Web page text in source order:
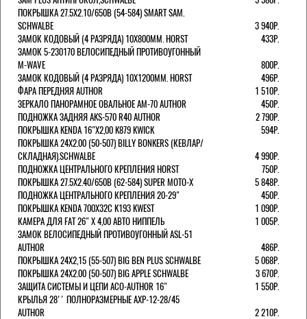
ПОКРЫШКА 27.5X2.10/650B (54-584) SMART SAM.
SCHWALBE
3 940Р.
ЗАМОК КОДОВЫЙ (4 РАЗРЯДА) 10Х800ММ. HORST
433Р.
ЗАМОК 5-230170 ВЕЛОСИПЕДНЫЙ ПРОТИВОУГОННЫЙ
M-WAVE
800Р.
ЗАМОК КОДОВЫЙ (4 РАЗРЯДА) 10Х1200ММ. HORST
496Р.
ФАРА ПЕРЕДНЯЯ AUTHOR
1 510Р.
ЗЕРКАЛО ПАНОРАМНОЕ ОВАЛЬНОЕ AM-70 AUTHOR
450Р.
ПОДНОЖКА ЗАДНЯЯ AKS-570 R40 AUTHOR
2 790Р.
ПОКРЫШКА KENDA 16"Х2,00 K879 KWICK
594Р.
ПОКРЫШКА 24X2.00 (50-507) BILLY BONKERS (КЕВЛАР/
СКЛАДНАЯ).SCHWALBE
4 990Р.
ПОДНОЖКА ЦЕНТРАЛЬНОГО КРЕПЛЕНИЯ HORST
750Р.
ПОКРЫШКА 27.5X2.40/650B (62-584) SUPER MOTO-X
5 848Р.
ПОДНОЖКА ЦЕНТРАЛЬНОГО КРЕПЛЕНИЯ 20-29"
450Р.
ПОКРЫШКА KENDA 700Х32С K193 KWEST
1 090Р.
КАМЕРА ДЛЯ FAT 26" X 4,00 АВТО НИППЕЛЬ
1 005Р.
ЗАМОК ВЕЛОСИПЕДНЫЙ ПРОТИВОУГОННЫЙ ASL-51
AUTHOR
486Р.
ПОКРЫШКА 24X2,15 (55-507) BIG BEN PLUS SCHWALBE
5 068Р.
ПОКРЫШКА 24X2.00 (50-507) BIG APPLE SCHWALBE
3 670Р.
ЗАЩИТА СИСТЕМЫ И ЦЕПИ ACO-AUTHOR 16"
1 550Р.
КРЫЛЬЯ 28'' ПОЛНОРАЗМЕРНЫЕ AXP-12-28/45
AUTHOR
2 210Р.